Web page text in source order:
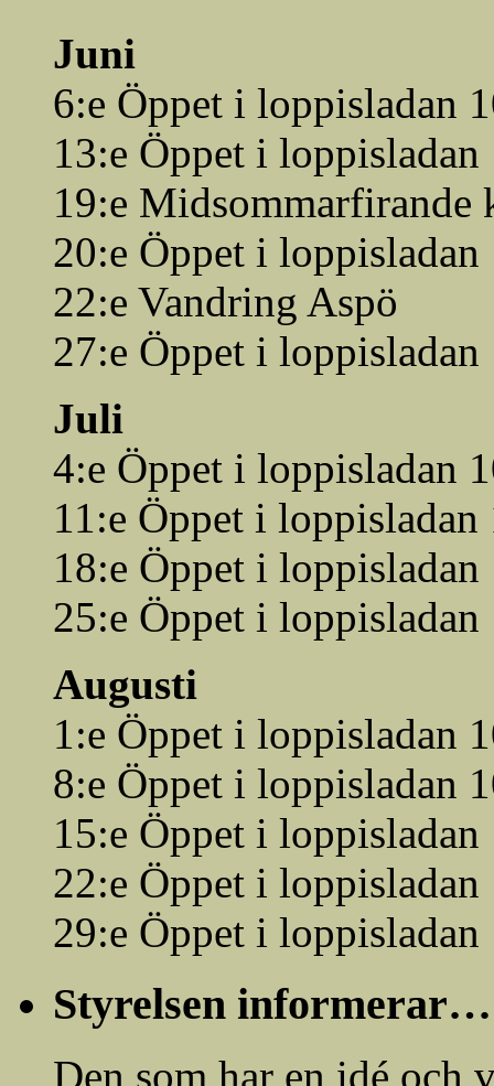
Juni
6:e Öppet i loppisladan
13:e Öppet i
19:e Midsommarfirande
20:e Öppet i
22:e Vandring Aspö
27:e Öppet i
Juli
4:e Öppet i loppisladan
11:e Öppet i
18:e Öppet i
25:e Öppet i
Augusti
1:e Öppet i loppisladan
8:e Öppet i loppisladan
15:e Öppet i
22:e Öppet i
29:e Öppet i
Styrelsen informerar…
Den som har en idé och